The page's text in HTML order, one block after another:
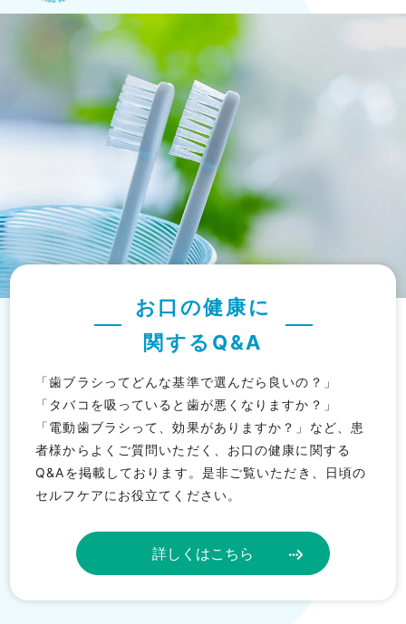
お口の健康に
関するQ&A
「歯ブラシってどんな基準で選んだら良いの？」
「タバコを吸っていると歯が悪くなりますか？」
「電動歯ブラシって、効果がありますか？」など、 患
者様からよくご質問いただく、お口の健康に関する
Q&Aを掲載しております。是非ご覧いただき、日頃の
セルフケアにお役立てください。
詳しくはこちら